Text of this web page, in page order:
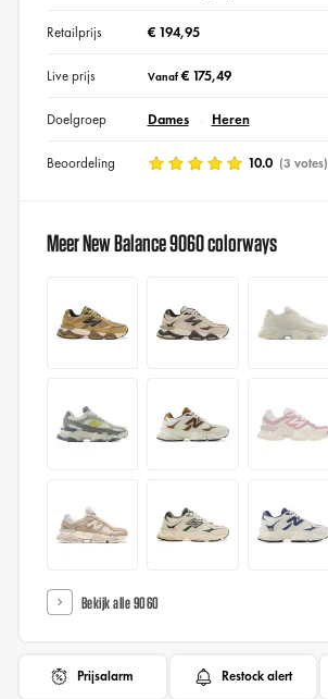
Retailprijs € 194,95
Live prijs Vanaf€ 175,49
Doelgroep Dames Heren
Beoordeling 10.0 (3 votes)
Meer New Balance 9060 colorways
Bekijk alle 9060
Prijsalarm Restock alert